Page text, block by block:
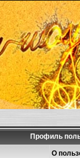
Профиль
О